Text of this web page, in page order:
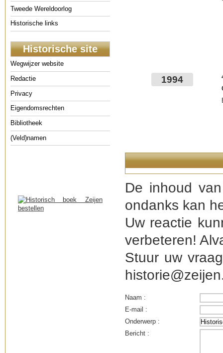
Tweede Wereldoorlog
Historische links
Historische site
Wegwijzer website
Redactie
Privacy
Eigendomsrechten
Bibliotheek
(Veld)namen
1994
De inhoud
ondanks kan
Uw reactie
verbeteren!
Stuur uw
Naam :
E-mail :
Onderwerp :
Bericht :